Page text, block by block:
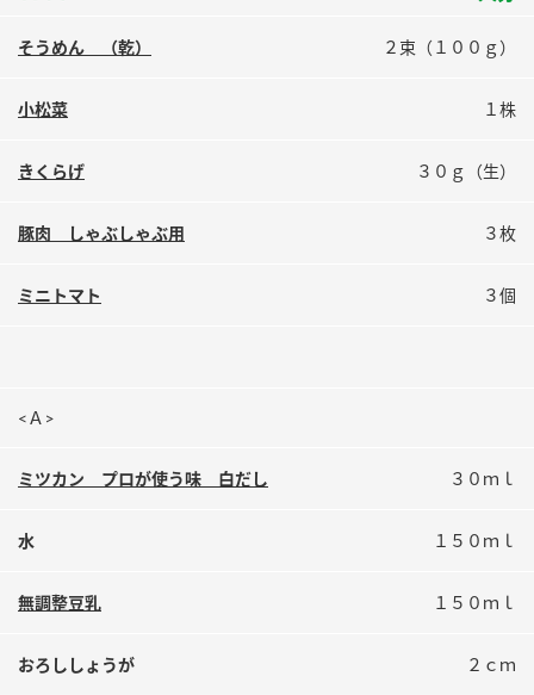
ロングセラー商品 ＋ おすすめレシピ
ミツカン公式通販
そうめん （乾） ２束（１００ｇ）
小松菜 １株
きくらげ ３０ｇ（生）
豚肉 しゃぶしゃぶ用 ３枚
ミニトマト ３個
<Ａ>
ミツカン プロが使う味 白だし ３０ｍｌ
水 １５０ｍｌ
無調整豆乳 １５０ｍｌ
おろししょうが ２ｃｍ